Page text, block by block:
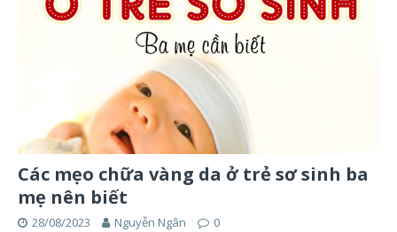
Các mẹo chữa vàng da ở trẻ sơ sinh ba
mẹ nên biết
28/08/2023 Nguyễn Ngân 0